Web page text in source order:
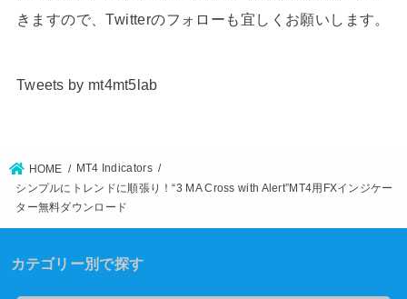
きますので、Twitterのフォローも宜しくお願いします。
Tweets by mt4mt5lab
HOME
MT4 Indicators
シンプルにトレンドに順張り！“3 MA Cross with Alert”MT4用FXインジケー
ター無料ダウンロード
カテゴリー別で探す